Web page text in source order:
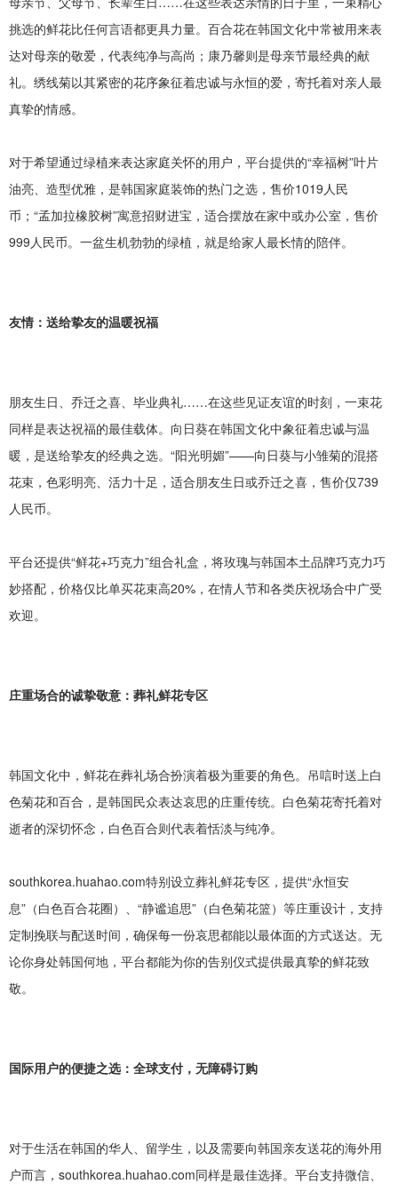
挑选的鲜花比任何言语都更具力量。百合花在韩国文化中常被用来表
达对母亲的敬爱，代表纯净与高尚；康乃馨则是母亲节最经典的献
礼。绣线菊以其紧密的花序象征着忠诚与永恒的爱，寄托着对亲人最
真挚的情感。
对于希望通过绿植来表达家庭关怀的用户，平台提供的“幸福树”叶片
油亮、造型优雅，是韩国家庭装饰的热门之选，售价1019人民
币 ； “孟加拉橡胶树”寓意招财进宝，适合摆放在家中或办公室，售价
999人民币。一盆生机勃勃的绿植，就是给家人最长情的陪伴。
友情：送给挚友的温暖祝福
朋友生日、乔迁之喜、毕业典礼……在这些见证友谊的时刻，一束花
同样是表达祝福的最佳载体。向日葵在韩国文化中象征着忠诚与温
暖，是送给挚友的经典之选。“阳光明媚”——向日葵与小雏菊的混搭
花束，色彩明亮、活力十足，适合朋友生日或乔迁之喜，售价仅739
人民币。
平台还提供“鲜花+巧克力”组合礼盒，将玫瑰与韩国本土品牌巧克力巧
妙搭配，价格仅比单买花束高20%，在情人节和各类庆祝场合中广受
欢迎。
庄重场合的诚挚敬意：葬礼鲜花专区
韩国文化中，鲜花在葬礼场合扮演着极为重要的角色。吊唁时送上白
色菊花和百合，是韩国民众表达哀思的庄重传统。白色菊花寄托着对
逝者的深切怀念，白色百合则代表着恬淡与纯净。
southkorea.huahao.com特别设立葬礼鲜花专区，提供“永恒安
息”（白色百合花圈）、“静谧追思”（白色菊花篮）等庄重设计，支持
定制挽联与配送时间，确保每一份哀思都能以最体面的方式送达。无
论你身处韩国何地，平台都能为你的告别仪式提供最真挚的鲜花致
敬。
国际用户的便捷之选：全球支付，无障碍订购
对于生活在韩国的华人、留学生，以及需要向韩国亲友送花的海外用
户而言， southkorea.huahao.com同样是最佳选择。平台支持微信、